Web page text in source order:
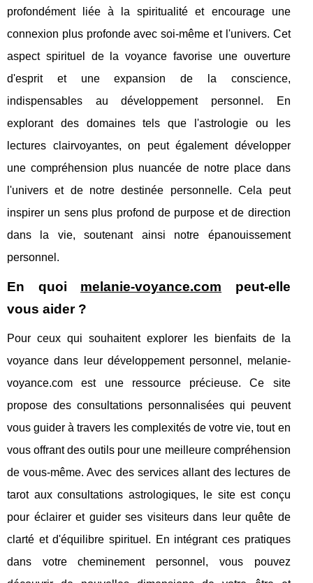
profondément liée à la spiritualité et encourage une
connexion plus profonde avec soi-même et l'univers. Cet
aspect spirituel de la voyance favorise une ouverture
d'esprit et une expansion de la conscience,
indispensables au développement personnel. En
explorant des domaines tels que l'astrologie ou les
lectures clairvoyantes, on peut également développer
une compréhension plus nuancée de notre place dans
l'univers et de notre destinée personnelle. Cela peut
inspirer un sens plus profond de purpose et de direction
dans la vie, soutenant ainsi notre épanouissement
personnel.
En quoi melanie-voyance.com peut-elle
vous aider ?
Pour ceux qui souhaitent explorer les bienfaits de la
voyance dans leur développement personnel, melanie-
voyance.com est une ressource précieuse. Ce site
propose des consultations personnalisées qui peuvent
vous guider à travers les complexités de votre vie, tout en
vous offrant des outils pour une meilleure compréhension
de vous-même. Avec des services allant des lectures de
tarot aux consultations astrologiques, le site est conçu
pour éclairer et guider ses visiteurs dans leur quête de
clarté et d'équilibre spirituel. En intégrant ces pratiques
dans votre cheminement personnel, vous pouvez